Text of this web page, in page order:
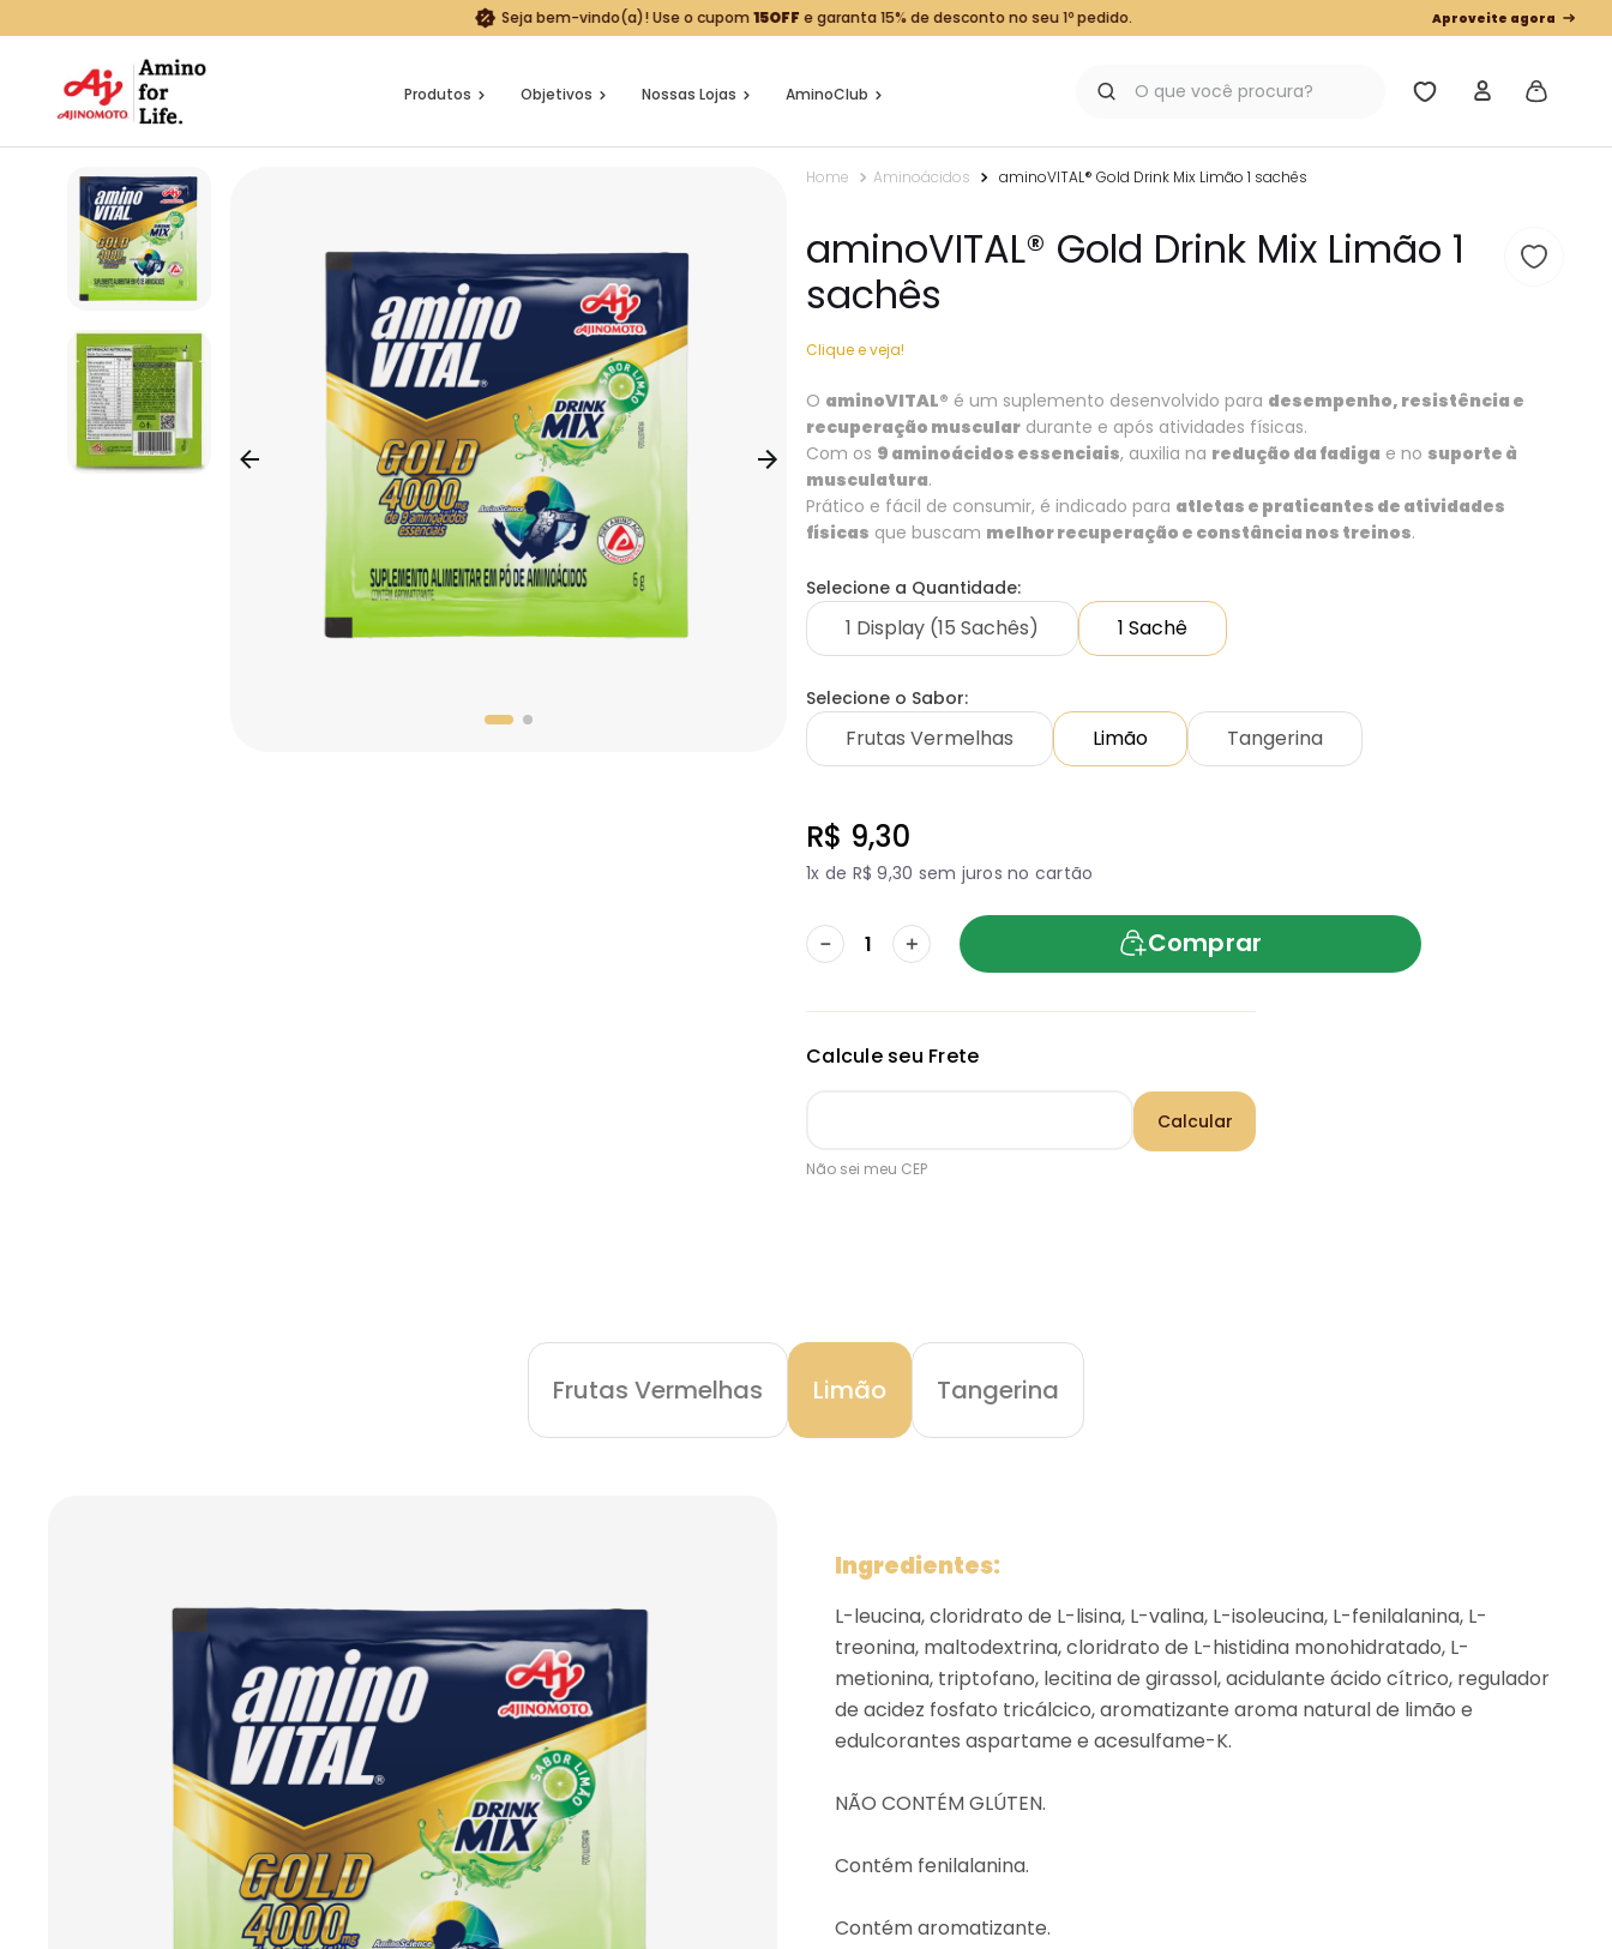
Seja bem-vindo(a)! Use o cupom15OFF e garanta 15% de desconto no seu 1º pedido. Aproveite agora
Produtos Objetivos Nossas Lojas AminoClub
Aminoácidos aminoVITAL® Gold Drink Mix Limão 1 sachês
aminoVITAL® Gold Drink Mix Limão 1
sachês
Clique e veja!
O aminoVITAL® é um suplemento desenvolvido para desempenho, resistência e
recuperação muscular durante e após atividades físicas.
Com os 9 aminoácidos essenciais, auxilia na redução da fadiga e no suporte à
musculatura.
Prático e fácil de consumir, é indicado para atletas e praticantes de atividades
físicas que buscam melhor recuperação e constância nos treinos.
Selecione a Quantidade:
1 Display (15 Sachês) 1 Sachê
Selecione o Sabor:
Frutas Vermelhas Limão Tangerina
R$ 9,30
1x de R$ 9,30 sem juros no cartão
＋
－ Comprar
Não sei meu CEP
Frutas Vermelhas Limão Tangerina
Ingredientes:
L-leucina, cloridrato de L-lisina, L-valina, L-isoleucina, L-fenilalanina, L-
treonina, maltodextrina, cloridrato de L-histidina monohidratado, L-
metionina, triptofano, lecitina de girassol, acidulante ácido cítrico, regulador
de acidez fosfato tricálcico, aromatizante aroma natural de limão e
edulcorantes aspartame e acesulfame-K.
NÃO CONTÉM GLÚTEN.
Contém fenilalanina.
Contém aromatizante.